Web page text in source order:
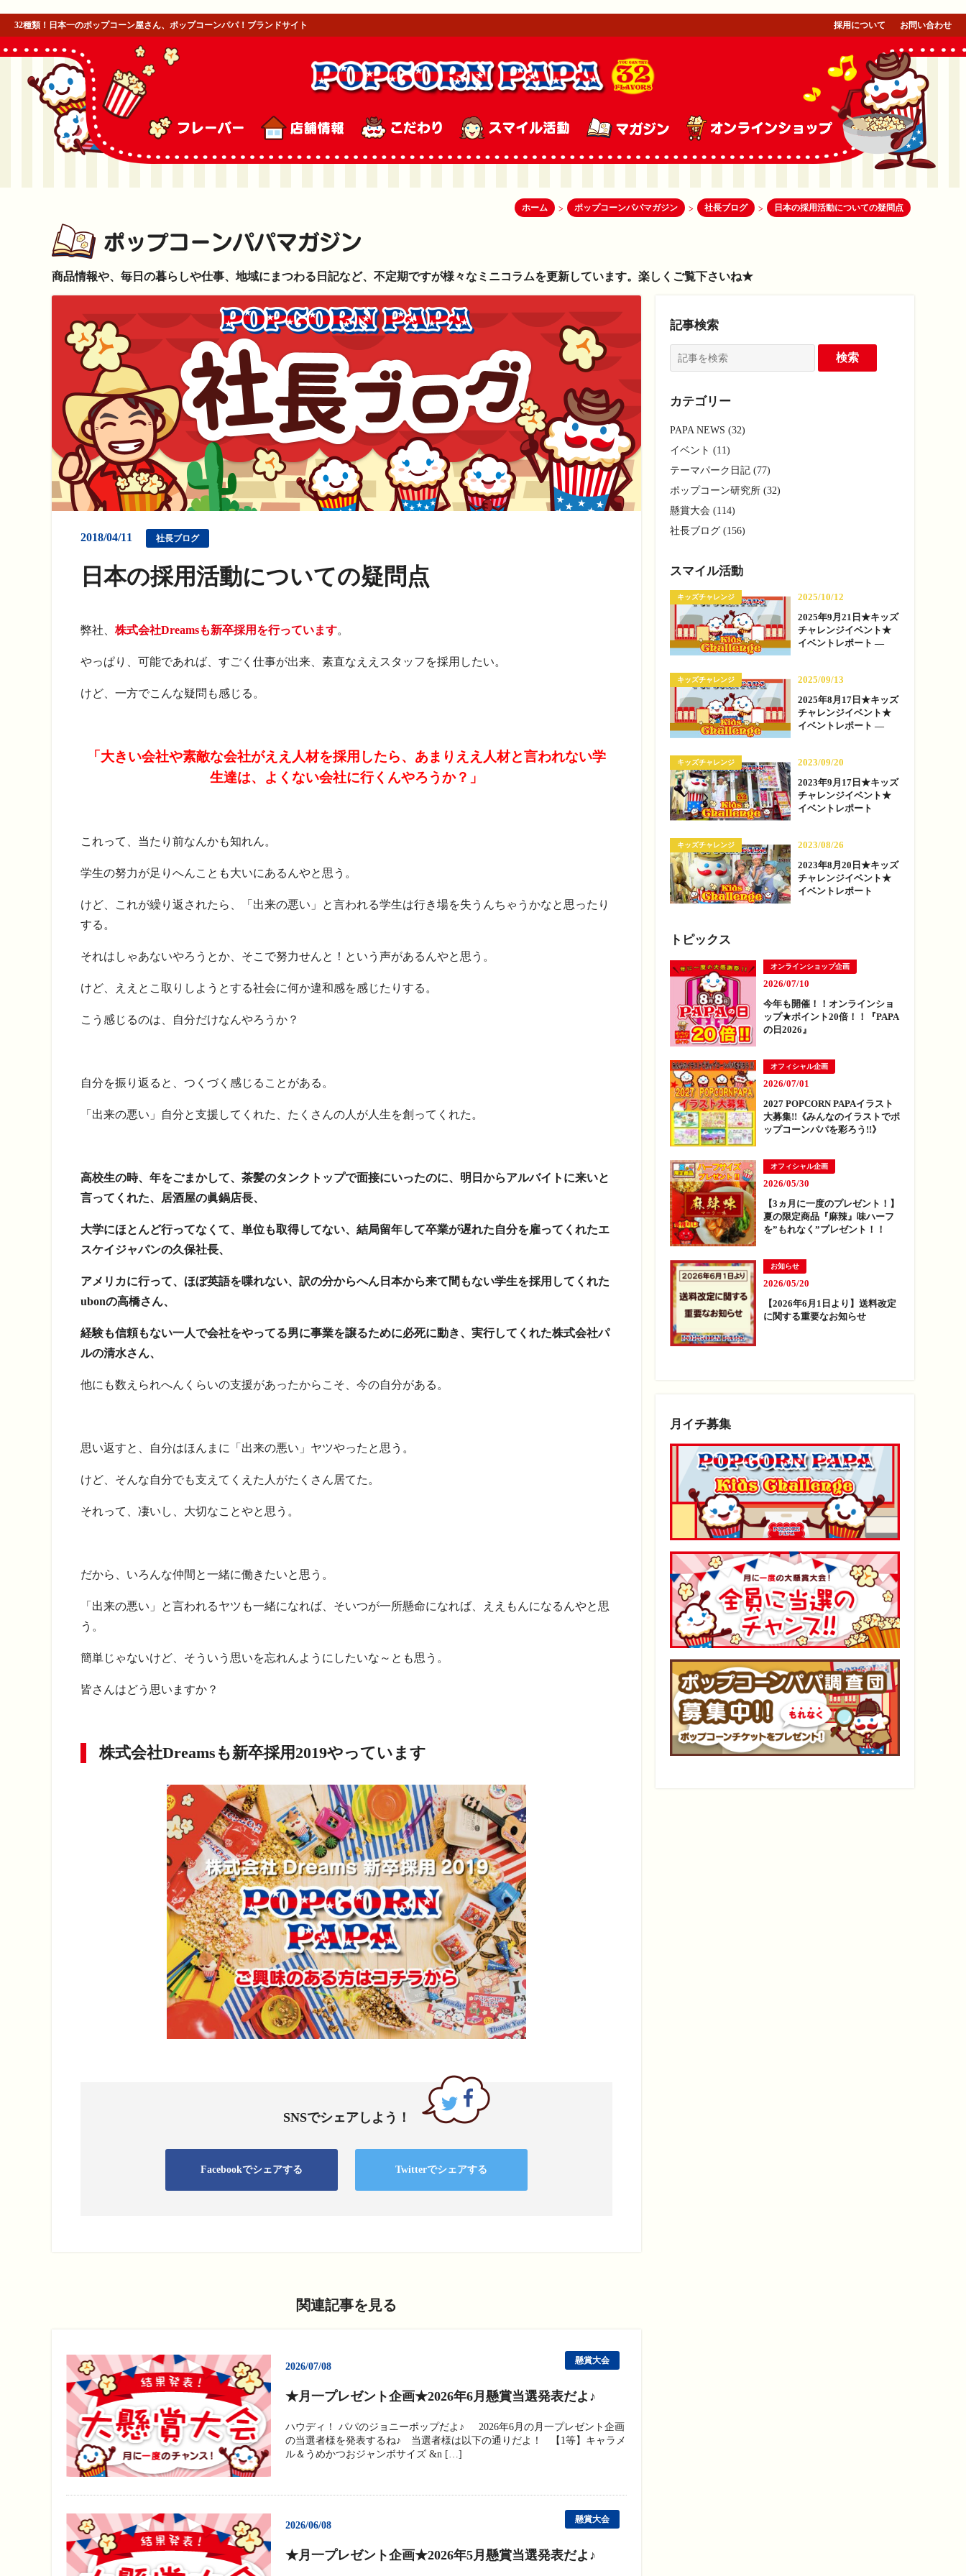
32種類！日本一のポップコーン屋さん、ポップコーンパパ！ブランドサイト 採用について お問い合わせ
ホーム > ポップコーンパパマガジン > 社長ブログ > 日本の採用活動についての疑問点
商品情報や、毎日の暮らしや仕事、地域にまつわる日記など、不定期ですが様々なミニコラムを更新しています。楽しくご覧下さいね★
2018/04/11 社長ブログ
日本の採用活動についての疑問点
弊社、 株式会社Dreamsも新卒採用を行っています。
やっぱり、可能であれば、すごく仕事が出来、素直なええスタッフを採用したい。
けど、一方でこんな疑問も感じる。
「大きい会社や素敵な会社がええ人材を採用したら、あまりええ人材と言われない学
生達は、よくない会社に行くんやろうか？」
これって、当たり前なんかも知れん。
学生の努力が足りへんことも大いにあるんやと思う。
けど、これが繰り返されたら、「出来の悪い」と言われる学生は行き場を失うんちゃうかなと思ったり
する。
それはしゃあないやろうとか、そこで努力せんと！という声があるんやと思う。
けど、ええとこ取りしようとする社会に何か違和感を感じたりする。
こう感じるのは、自分だけなんやろうか？
自分を振り返ると、つくづく感じることがある。
「出来の悪い」自分と支援してくれた、たくさんの人が人生を創ってくれた。
高校生の時、年をごまかして、茶髪のタンクトップで面接にいったのに、明日からアルバイトに来いと
言ってくれた、居酒屋の眞鍋店長、
大学にほとんど行ってなくて、単位も取得してない、結局留年して卒業が遅れた自分を雇ってくれたエ
スケイジャパンの久保社長、
アメリカに行って、ほぼ英語を喋れない、訳の分からへん日本から来て間もない学生を採用してくれた
ubonの高橋さん、
経験も信頼もない一人で会社をやってる男に事業を譲るために必死に動き、実行してくれた株式会社パ
ルの清水さん、
他にも数えられへんくらいの支援があったからこそ、今の自分がある。
思い返すと、自分はほんまに「出来の悪い」ヤツやったと思う。
けど、そんな自分でも支えてくえた人がたくさん居てた。
それって、凄いし、大切なことやと思う。
だから、いろんな仲間と一緒に働きたいと思う。
「出来の悪い」と言われるヤツも一緒になれば、そいつが一所懸命になれば、ええもんになるんやと思
う。
簡単じゃないけど、そういう思いを忘れんようにしたいな～とも思う。
皆さんはどう思いますか？
株式会社Dreamsも新卒採用2019やっています
SNSでシェアしよう！
Facebookでシェアする Twitterでシェアする
関連記事を見る
2026/07/08
★月一プレゼント企画★2026年6月懸賞当選発表だよ♪
ハウディ！ パパのジョニーポップだよ♪ 2026年6月の月一プレゼント企画
の当選者様を発表するね♪ 当選者様は以下の通りだよ！ 【1等】キャラメ
ル＆うめかつおジャンボサイズ &n […]
懸賞大会
2026/06/08
★月一プレゼント企画★2026年5月懸賞当選発表だよ♪
懸賞大会
記事検索
カテゴリー
PAPA NEWS (32)
イベント (11)
テーマパーク日記 (77)
ポップコーン研究所 (32)
懸賞大会 (114)
社長ブログ (156)
スマイル活動
キッズチャレンジ
2025/10/12
2025年9月21日★キッズ
チャレンジイベント★
イベントレポート —
キッズチャレンジ
2025/09/13
2025年8月17日★キッズ
チャレンジイベント★
イベントレポート —
キッズチャレンジ
2023/09/20
2023年9月17日★キッズ
チャレンジイベント★
イベントレポート
キッズチャレンジ
2023/08/26
2023年8月20日★キッズ
チャレンジイベント★
イベントレポート
トピックス
オンラインショップ企画
2026/07/10
今年も開催！！オンラインショ
ップ★ポイント20倍！！『PAPA
の日2026』
オフィシャル企画
2026/07/01
2027 POPCORN PAPAイラスト
大募集!!《みんなのイラストでポ
ップコーンパパを彩ろう!!》
オフィシャル企画
2026/05/30
【3ヵ月に一度のプレゼント！】
夏の限定商品『麻辣』味ハーフ
を”もれなく”プレゼント！！
お知らせ
2026/05/20
【2026年6月1日より】送料改定
に関する重要なお知らせ
月イチ募集